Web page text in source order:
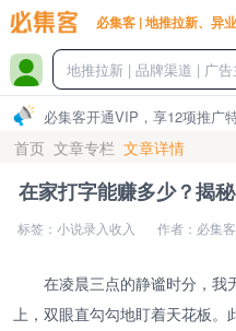
必集客 | 地推拉新、异
必集客开通VIP，享12项推广
首页 文章专栏 文章详情
在家打字能赚多少？揭
标签：小说录入收入 作者：必集
在凌晨三点的静谧时分，我
上，双眼直勾勾地盯着天花板